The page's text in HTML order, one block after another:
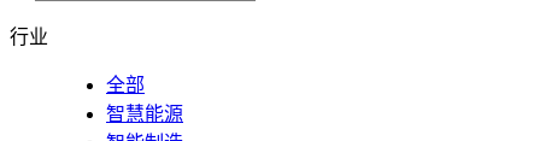
行业
全部
智慧能源